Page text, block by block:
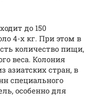
до 150
4-х кг. При этом в
количество пищи,
веса. Колония
азиатских стран, в
специального
особенно для